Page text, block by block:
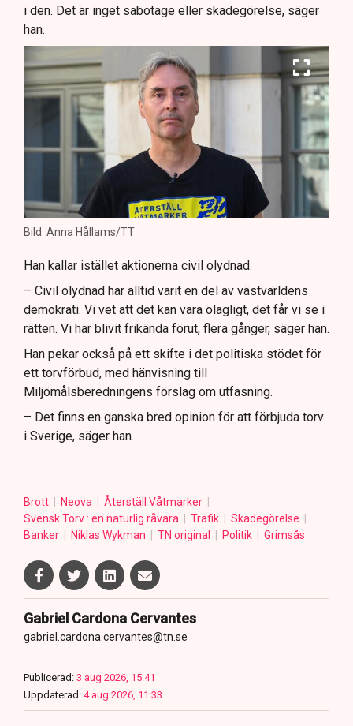
i den. Det är inget sabotage eller skadegörelse, säger
han.
Bild: Anna Hållams/TT
Han kallar istället aktionerna civil olydnad.
– Civil olydnad har alltid varit en del av västvärldens
demokrati. Vi vet att det kan vara olagligt, det får vi se i
rätten. Vi har blivit frikända förut, flera gånger, säger han.
Han pekar också på ett skifte i det politiska stödet för
ett torvförbud, med hänvisning till
Miljömålsberedningens förslag om utfasning.
– Det finns en ganska bred opinion för att förbjuda torv
i Sverige, säger han.
Brott Neova
Återställ Våtmarker
Svensk Torv : en naturlig råvara
Trafik
Skadegörelse
Banker
Niklas Wykman TN original Politik Grimsås
Gabriel Cardona Cervantes
gabriel.cardona.cervantes@tn.se
Publicerad: 3 aug 2026, 15:41
Uppdaterad: 4 aug 2026, 11:33